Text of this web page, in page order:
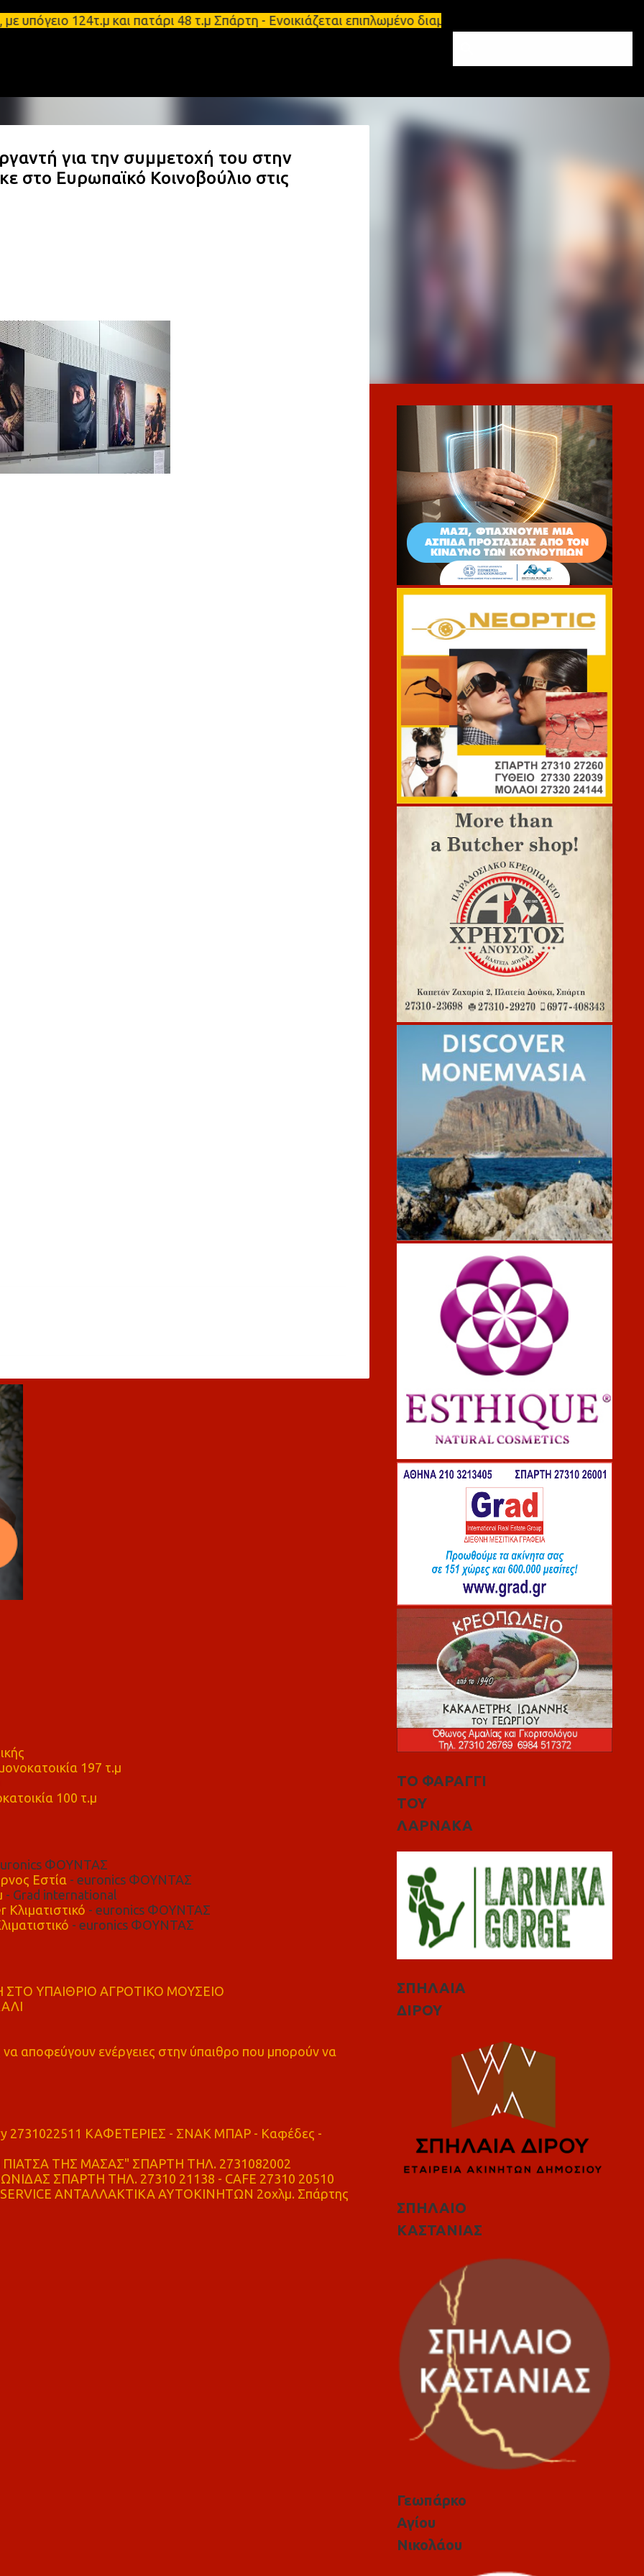
Μετάβαση στο κύριο περιεχόμενο
124τ.μ και πατάρι 48 τ.μ Σπάρτη - Ενοικιάζεται επιπλωμένο διαμέρισμα 65τ.μ Σπάρτη -
για την συμμετοχή του στην
στο Ευρωπαϊκό Κοινοβούλιο στις
197 τ.μ
100 τ.μ
ΦΟΥΝΤΑΣ
Εστία - euronics ΦΟΥΝΤΑΣ
- Grad international
- euronics ΦΟΥΝΤΑΣ
- euronics ΦΟΥΝΤΑΣ
ΥΠΑΙΘΡΙΟ ΑΓΡΟΤΙΚΟ ΜΟΥΣΕΙΟ
αποφεύγουν ενέργειες στην ύπαιθρο που μπορούν να
2731022511 ΚΑΦΕΤΕΡΙΕΣ - ΣΝΑΚ ΜΠΑΡ - Καφέδες -
ΤΗΣ ΜΑΣΑΣ" ΣΠΑΡΤΗ ΤΗΛ. 2731082002
ΣΠΑΡΤΗ ΤΗΛ. 27310 21138 - CAFE 27310 20510
ΑΝΤΑΛΛΑΚΤΙΚΑ ΑΥΤΟΚΙΝΗΤΩΝ 2οχλμ. Σπάρτης
ΤΟ ΦΑΡΑΓΓΙ
ΤΟΥ
ΛΑΡΝΑΚΑ
ΣΠΗΛΑΙΑ
ΔΙΡΟΥ
ΣΠΗΛΑΙΟ
ΚΑΣΤΑΝΙΑΣ
Γεωπάρκο
Αγίου
Νικολάου